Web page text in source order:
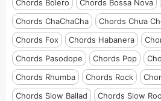
Chords Bolero
Chords Bossa Nova
Chords ChaChaCha
Chords Chưa
Chords Fox
Chords Habanera
Chords Pasodope
Chords Pop
Chords Rhumba
Chords Rock
Chords Slow Ballad
Chords Slow